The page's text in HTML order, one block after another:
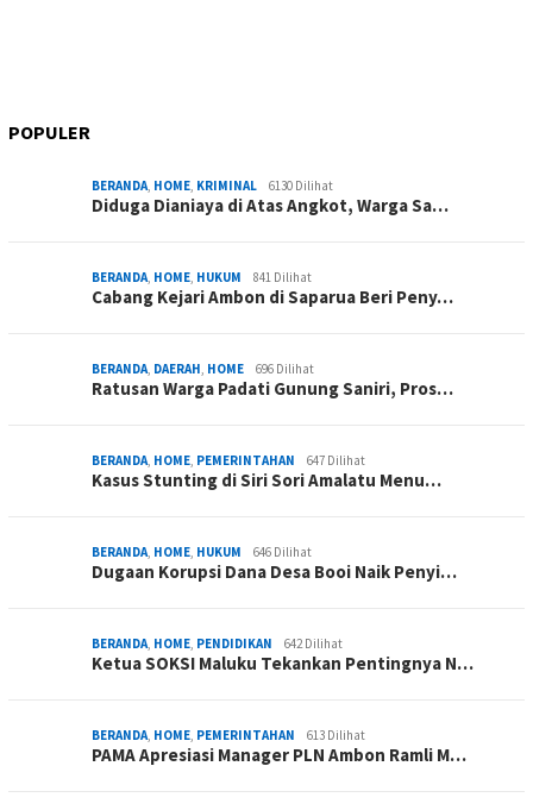
POPULER
BERANDA, HOME, KRIMINAL 6130 Dilihat
Diduga Dianiaya di Atas Angkot, Warga Sa…
BERANDA, HOME, HUKUM 841 Dilihat
Cabang Kejari Ambon di Saparua Beri Peny…
BERANDA, DAERAH, HOME 696 Dilihat
Ratusan Warga Padati Gunung Saniri, Pros…
BERANDA, HOME, PEMERINTAHAN 647 Dilihat
Kasus Stunting di Siri Sori Amalatu Menu…
BERANDA, HOME, HUKUM 646 Dilihat
Dugaan Korupsi Dana Desa Booi Naik Penyi…
BERANDA, HOME, PENDIDIKAN 642 Dilihat
Ketua SOKSI Maluku Tekankan Pentingnya N…
BERANDA, HOME, PEMERINTAHAN 613 Dilihat
PAMA Apresiasi Manager PLN Ambon Ramli M…